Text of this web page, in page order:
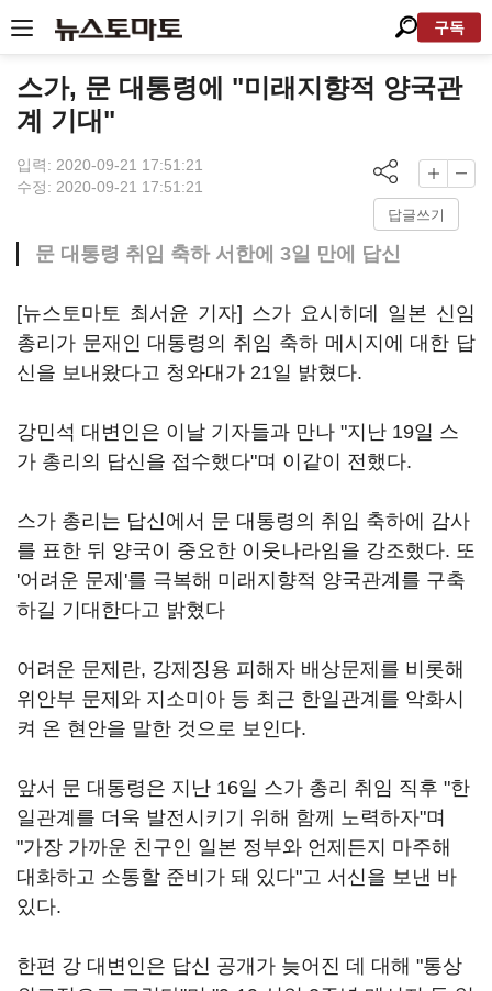
구독
스가, 문 대통령에 "미래지향적 양국관
계 기대"
입력: 2020-09-21 17:51:21
수정: 2020-09-21 17:51:21
답글쓰기
문 대통령 취임 축하 서한에 3일 만에 답신
[뉴스토마토 최서윤 기자] 스가 요시히데 일본 신임
총리가 문재인 대통령의 취임 축하 메시지에 대한 답
신을 보내왔다고 청와대가 21일 밝혔다.
강민석 대변인은 이날 기자들과 만나 "지난 19일 스
가 총리의 답신을 접수했다"며 이같이 전했다.
스가 총리는 답신에서 문 대통령의 취임 축하에 감사
를 표한 뒤 양국이 중요한 이웃나라임을 강조했다. 또
'어려운 문제'를 극복해 미래지향적 양국관계를 구축
하길 기대한다고 밝혔다
어려운 문제란, 강제징용 피해자 배상문제를 비롯해
위안부 문제와 지소미아 등 최근 한일관계를 악화시
켜 온 현안을 말한 것으로 보인다.
앞서 문 대통령은 지난 16일 스가 총리 취임 직후 "한
일관계를 더욱 발전시키기 위해 함께 노력하자"며
"가장 가까운 친구인 일본 정부와 언제든지 마주해
대화하고 소통할 준비가 돼 있다"고 서신을 보낸 바
있다.
한편 강 대변인은 답신 공개가 늦어진 데 대해 "통상